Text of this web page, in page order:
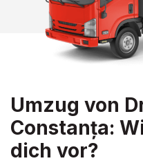
Umzug von
Constanța:
dich vor?